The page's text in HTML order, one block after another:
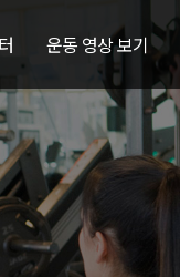
운동 영상 보기